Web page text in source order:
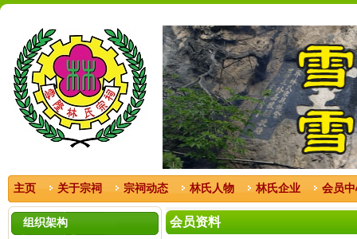
主页 关于宗祠 宗祠动态 林氏人物 林氏企业 会员
组织架构 会员资料